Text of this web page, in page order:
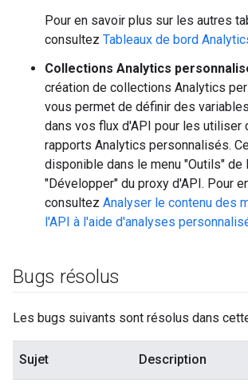
Pour en savoir plus sur les autres
consultez Tableaux de bord
Collections Analytics
création de collections Analytics
vous permet de définir des
dans vos flux d'API pour les utiliser
rapports Analytics personnalisés.
disponible dans le menu "Outils" de
"Développer" du proxy d'API. Pour
consultez Analyser le contenu des
l'API à l'aide d'analyses
Bugs résolus
Les bugs suivants sont résolus dans
Sujet Description